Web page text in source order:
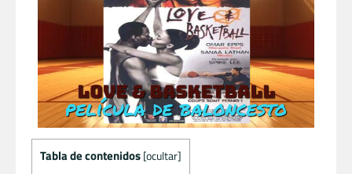
Tabla de contenidos [ocultar]